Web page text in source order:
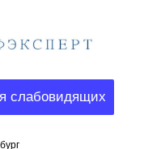
слабовидящих